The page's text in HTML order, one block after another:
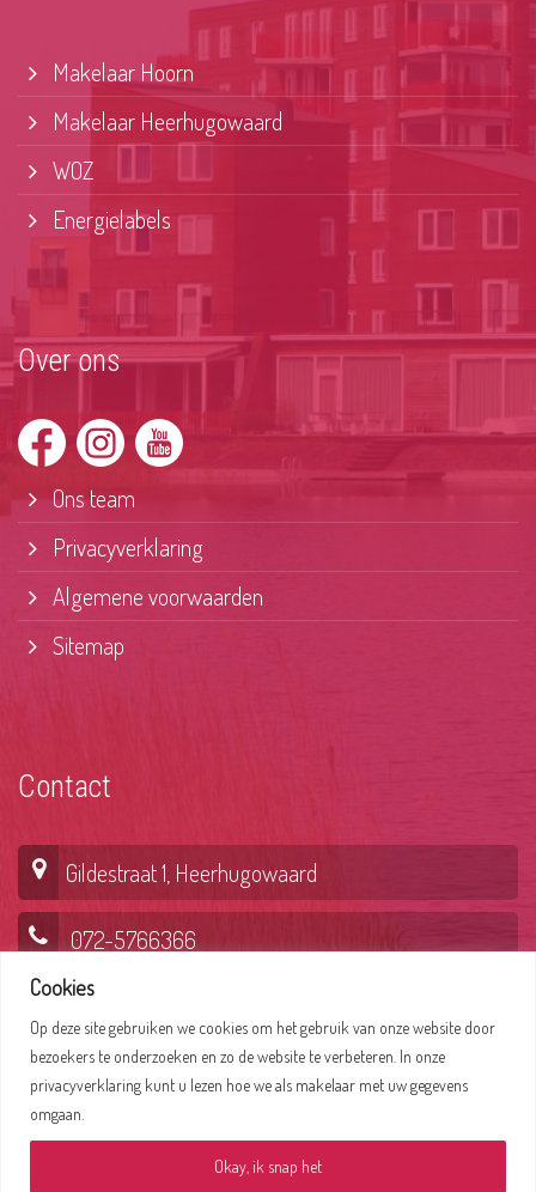
Cookies
Op deze site gebruiken we cookies om het gebruik van onze website door
bezoekers te onderzoeken en zo de website te verbeteren. In onze
privacyverklaring kunt u lezen hoe we als makelaar met uw gegevens
omgaan.
Okay, ik snap het
Makelaar Hoorn
Makelaar Heerhugowaard
WOZ
Energielabels
Over ons
Ons team
Privacyverklaring
Algemene voorwaarden
Sitemap
Contact
Gildestraat 1, Heerhugowaard
072-5766366
Lepelaar 6, Hoorn
0229-235356